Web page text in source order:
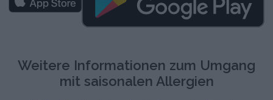
Weitere Informationen zum Umgang
mit saisonalen Allergien